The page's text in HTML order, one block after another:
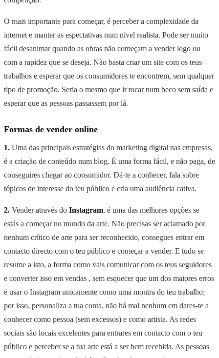
O mais importante para começar, é perceber a complexidade da
internet e manter as espectativas num nível realista. Pode ser muito
fácil desanimar quando as obras não começam a vender logo ou
com a rapidez que se deseja. Não basta criar um site com os teus
trabalhos e esperar que os consumidores te encontrem, sem qualquer
tipo de promoção. Seria o mesmo que ir tocar num beco sem saída e
esperar que as pessoas passassem por lá.
Formas de vender online
1. Uma das principais estratégias do marketing digital nas empresas,
é a criação de conteúdo num blog. É uma forma fácil, e não paga, de
conseguires chegar ao consumidor. Dá-te a conhecer, fala sobre
tópicos de interesse do teu público e cria uma audiência cativa.
2. Vender através do Instagram, é uma das melhores opções se
estás a começar no mundo da arte. Não precisas ser aclamado por
nenhum crítico de arte para ser reconhecido, consegues entrar em
contacto directo com o teu público e começar a vender. E tudo se
resume a isto, a forma como vais comunicar com os teus seguidores
e converter isso em vendas , sem esquecer que um dos maiores erros
é usar o Instagram unicamente como uma montra do teu trabalho;
por isso, personaliza a tua conta, não há mal nenhum em dares-te a
conhecer como pessoa (sem excessos) e como artista. As redes
sociais são locais excelentes para entrares em contacto com o teu
público e perceber se a tua arte está a ser bem recebida. As pessoas